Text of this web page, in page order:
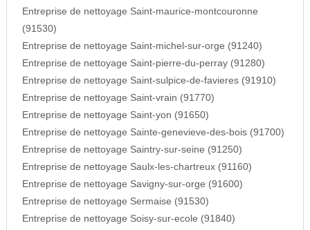
Entreprise de nettoyage Saint-maurice-montcouronne
(91530)
Entreprise de nettoyage Saint-michel-sur-orge (91240)
Entreprise de nettoyage Saint-pierre-du-perray (91280)
Entreprise de nettoyage Saint-sulpice-de-favieres (91910)
Entreprise de nettoyage Saint-vrain (91770)
Entreprise de nettoyage Saint-yon (91650)
Entreprise de nettoyage Sainte-genevieve-des-bois (91700)
Entreprise de nettoyage Saintry-sur-seine (91250)
Entreprise de nettoyage Saulx-les-chartreux (91160)
Entreprise de nettoyage Savigny-sur-orge (91600)
Entreprise de nettoyage Sermaise (91530)
Entreprise de nettoyage Soisy-sur-ecole (91840)